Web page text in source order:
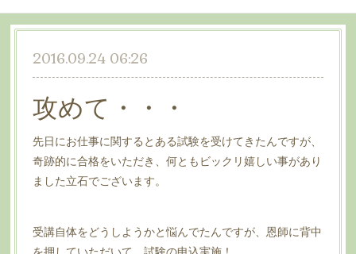
2016.09.24 06:26
攻めて・・・
先日にお仕事に関するとある試験を受けてきたんですが、
奇跡的に合格をいただき、何ともビックリ嬉しい事があり
ました立石でございます。
受講自体をどうしようかと悩んでたんですが、恩師に背中
を押していただいて、試験の申込実施！